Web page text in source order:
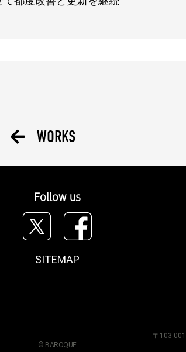
WORKS
Follow us
SITEMAP
〒103-
© BAROQUE